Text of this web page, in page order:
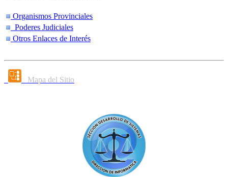
Organismos Provinciales
Poderes Judiciales
Otros Enlaces de Interés
Mapa del Sitio